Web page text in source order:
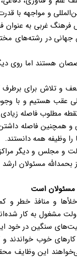
و مواجهه با
فرهنگ غربی به
در رشته‌های
هستند اما روی
و تلاش برای برطرف
عقب هستیم و با
مطلوب فاصله زیادی
همچنین فاصله
را وظیفه همه دانستند.
و مجلس و دیگر
مسئولان ارشد
مسئولان است
و منافذ خطر و
مشغول به کار
سنگین در خود
خوب خواندند و
این وظایف